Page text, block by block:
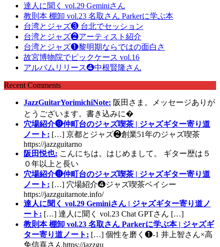
達人に聞く vol.29 Geminiさん
教則本 棚卸 vol.23 名取さん Parkerに学ぶ本
台湾とジャズ❸ 台北でセッション
台湾とジャズ❷アーティスト紹介
台湾とジャズ❶黎明期ならではの面白さ
故宮博物院でピックケース vol.16
アルバムリリース❹中根賢隆さん
Recent Comments
JazzGuitarYorimichiNote: 阪田さま。メッセージありが
とうございます。書き込みに�
穴場紹介❾仲町台のジャズ喫茶 | ジャズギター寄り道
ノート: […] 京都とジャズ❷創業51年のジャズ喫茶
https://jazzguitarno
阪田悦也: こんにちは。はじめまして。 ギター歴は５
０年以上と長い
穴場紹介❾仲町台のジャズ喫茶 | ジャズギター寄り道
ノート: […] 穴場紹介❹ジャズ喫茶ベイシー
https://jazzguitarnote.info/
達人に聞く vol.29 Geminiさん | ジャズギター寄り道ノ
ート: […] 達人に聞く vol.23 Chat GPTさん […]
教則本 棚卸 vol.23 名取さん Parkerに学ぶ本 | ジャズギ
ター寄り道ノート: […] 個性を磨く❶-1 井上智さん×高
免信喜さんhttps://jazzgu